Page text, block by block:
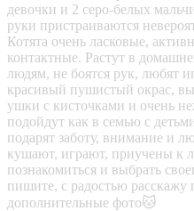
девочки и 2 серо-белых
руки пристраиваются
Котята очень ласковые,
контактные. Растут в
людям, не боятся рук, любят
красивый пушистый окрас,
ушки с кисточками и очень
подойдут как в семью с
подарят заботу, внимание и
кушают, играют, приучены к
познакомиться и выбрать
пишите, с радостью
дополнительные фото🐱